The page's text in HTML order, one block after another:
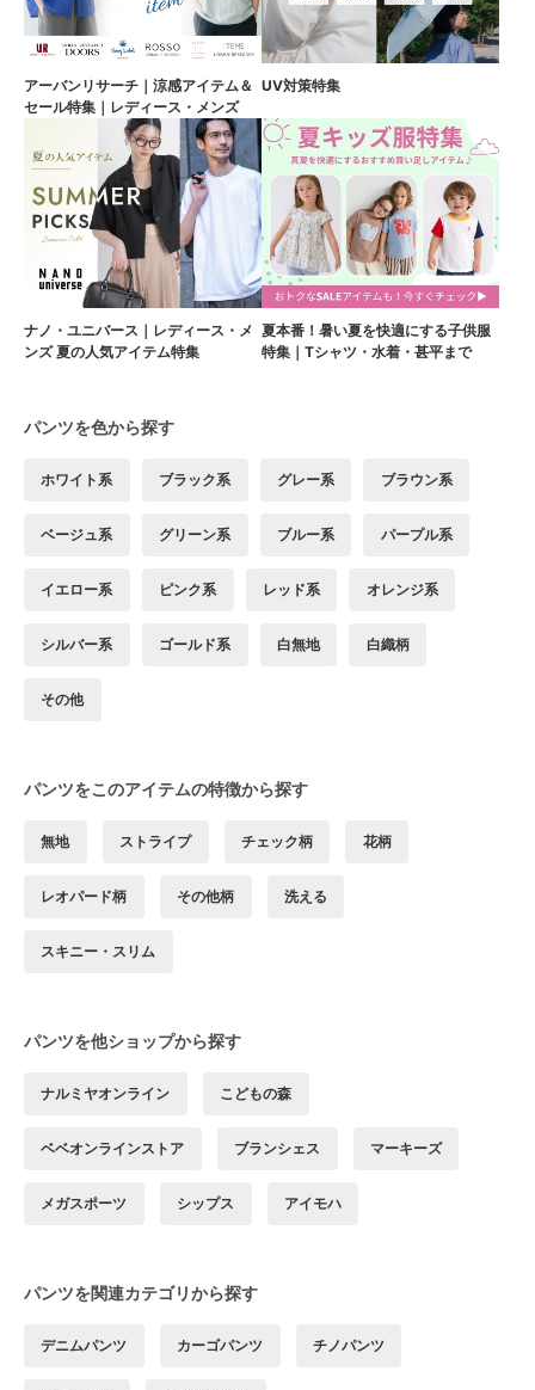
アーバンリサーチ｜涼感アイテム＆
セール特集｜レディース・メンズ
UV対策特集
ナノ・ユニバース｜レディース・メ
ンズ 夏の人気アイテム特集
夏本番！暑い夏を快適にする子供服
特集｜Tシャツ・水着・甚平まで
パンツを色から探す
ホワイト系 ブラック系 グレー系 ブラウン系
ベージュ系 グリーン系 ブルー系 パープル系
イエロー系 ピンク系 レッド系 オレンジ系
シルバー系 ゴールド系 白無地 白織柄
その他
パンツをこのアイテムの特徴から探す
無地 ストライプ チェック柄 花柄
レオパード柄 その他柄 洗える
スキニー・スリム
パンツを他ショップから探す
ナルミヤオンライン こどもの森
ベベオンラインストア ブランシェス マーキーズ
メガスポーツ シップス アイモハ
パンツを関連カテゴリから探す
デニムパンツ カーゴパンツ チノパンツ